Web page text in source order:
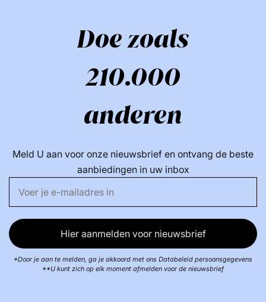
Doe zoals
210.000
anderen
Meld U aan voor onze nieuwsbrief en ontvang de beste
aanbiedingen in uw inbox
Hier aanmelden voor nieuwsbrief
*Door je aan te melden, ga je akkoord met ons Databeleid persoonsgegevens
**U kunt zich op elk moment afmelden voor de nieuwsbrief